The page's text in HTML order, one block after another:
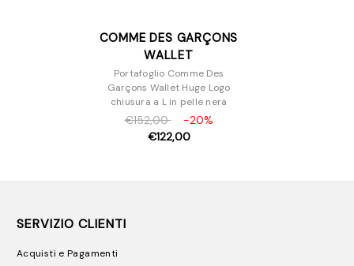
COMME DES GARÇONS
WALLET
Portafoglio Comme Des
Garçons Wallet Huge Logo
chiusura a L in pelle nera
€152,00
-20%
€122,00
SERVIZIO CLIENTI
Acquisti e Pagamenti